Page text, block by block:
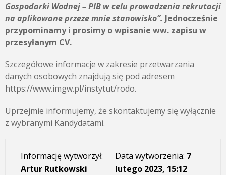
Gospodarki Wodnej – PIB w celu prowadzenia rekrutacji
na aplikowane przeze mnie stanowisko”. Jednocześnie
przypominamy i prosimy o wpisanie ww. zapisu w
przesyłanym CV.
Szczegółowe informacje w zakresie przetwarzania
danych osobowych znajdują się pod adresem
https://www.imgw.pl/instytut/rodo.
Uprzejmie informujemy, że skontaktujemy się wyłącznie
z wybranymi Kandydatami.
Informację wytworzył:
Artur Rutkowski
Data wytworzenia: 7
lutego 2023, 15:12